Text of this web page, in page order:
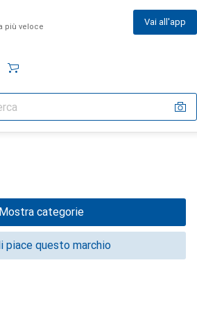
più veloce Vai all'app
Mostra categorie
piace questo marchio